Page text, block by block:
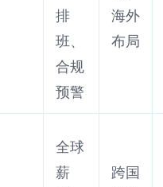
排
班、
合规
预警
海外
布局
全球
薪
跨国